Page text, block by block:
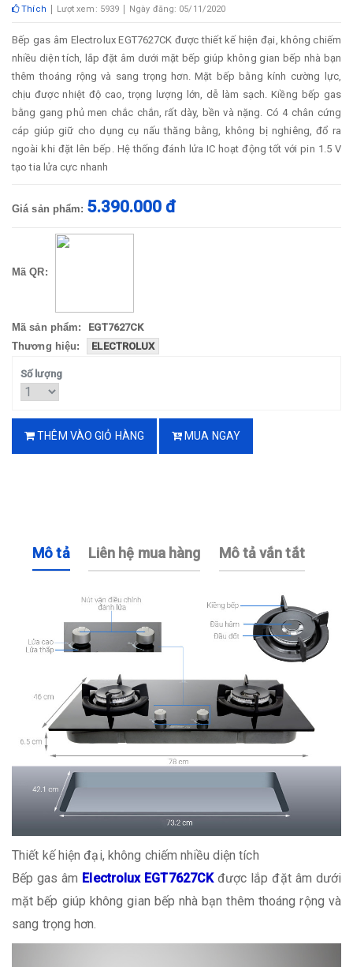
Thích Lượt xem: 5939 Ngày đăng: 05/11/2020
Bếp gas âm Electrolux EGT7627CK được thiết kế hiện đại, không chiếm
nhiều diện tích, lắp đặt âm dưới mặt bếp giúp không gian bếp nhà bạn
thêm thoáng rộng và sang trọng hơn. Mặt bếp bằng kính cường lực,
chịu được nhiệt độ cao, trọng lượng lớn, dễ làm sạch. Kiềng bếp gas
bằng gang phủ men chắc chắn, rất dày, bền và nặng. Có 4 chân cứng
cáp giúp giữ cho dụng cụ nấu thăng bằng, không bị nghiêng, đổ ra
ngoài khi đặt lên bếp. Hệ thống đánh lửa IC hoạt động tốt với pin 1.5 V
tạo tia lửa cực nhanh
Giá sản phẩm: 5.390.000 đ
Mã QR:
Mã sản phẩm:
EGT7627CK
Thương hiệu:
ELECTROLUX
Số lượng
THÊM VÀO GIỎ HÀNG MUA NGAY
Mô tả Liên hệ mua hàng Mô tả vắn tắt
Thiết kế hiện đại, không chiếm nhiều diện tích
Bếp gas âm Electrolux EGT7627CKđược lắp đặt âm dưới
mặt bếp giúp không gian bếp nhà bạn thêm thoáng rộng và
sang trọng hơn.